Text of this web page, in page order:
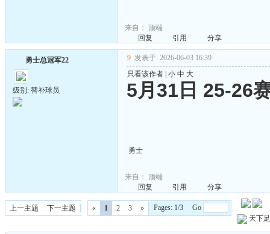
来自： 顶端
回复
引用 分享
勇士总冠军22
级别: 替补球员
9 发表于: 2026-06-03 16:39
只看该作者 小 中 大
5月31日 25-26
勇士
来自： 顶端
回复
引用 分享
上一主题 下一主题 « 1 2 3 »
Pages: 1/3 Go
天下